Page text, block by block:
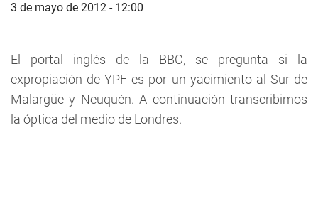
3 de mayo de 2012 - 12:00
El portal inglés de la BBC, se pregunta si la
expropiación de YPF es por un yacimiento al Sur de
Malargüe y Neuquén. A continuación transcribimos
la óptica del medio de Londres.